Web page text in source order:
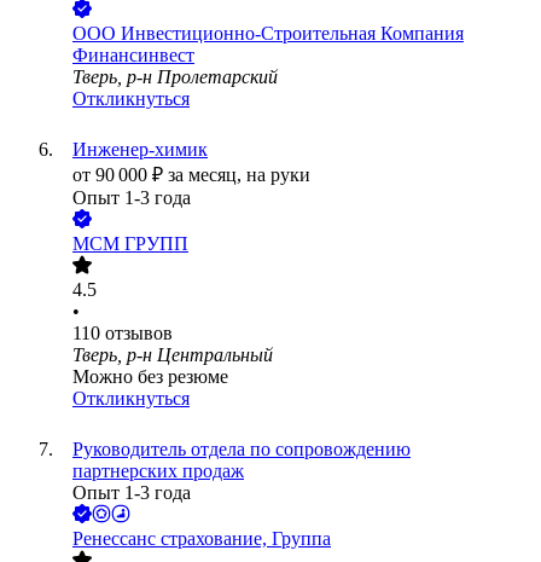
ООО Инвестиционно-Строительная Компания
Финансинвест
Тверь, р-н Пролетарский
Откликнуться
Инженер-химик
от 90 000 ₽ за месяц, на руки
Опыт 1-3 года
МСМ ГРУПП
4.5
•
110 отзывов
Тверь, р-н Центральный
Можно без резюме
Откликнуться
Руководитель отдела по сопровождению
партнерских продаж
Опыт 1-3 года
Ренессанс cтрахование, Группа